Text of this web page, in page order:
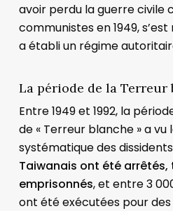
avoir perdu la guerre civile
communistes en 1949,
a établi un régime
La période de la Terreur
Entre 1949 et 1992, la
de « Terreur blanche » a
systématique des
Taiwanais ont été arrêtés,
emprisonnés, et entre 3
ont été exécutées pour